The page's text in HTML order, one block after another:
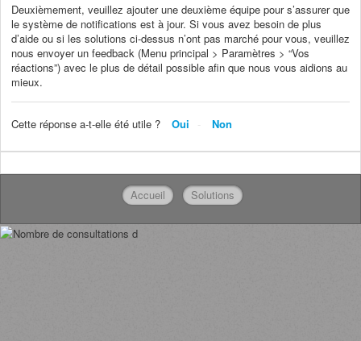
Deuxièmement, veuillez ajouter une deuxième équipe pour s’assurer que
le système de notifications est à jour. Si vous avez besoin de plus
d’aide ou si les solutions ci-dessus n’ont pas marché pour vous, veuillez
nous envoyer un feedback (Menu principal > Paramètres > “Vos
réactions”) avec le plus de détail possible afin que nous vous aidions au
mieux.
Cette réponse a-t-elle été utile ? Oui Non
Accueil Solutions